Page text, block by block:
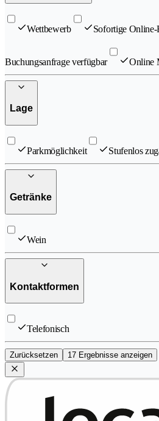
Wettbewerb Sofortige
Buchungsanfrage verfügbar Online
Lage
Parkmöglichkeit Stufenlos
Getränke
Wein
Kontaktformen
Telefonisch
Zurücksetzen 17 Ergebnisse anzeigen